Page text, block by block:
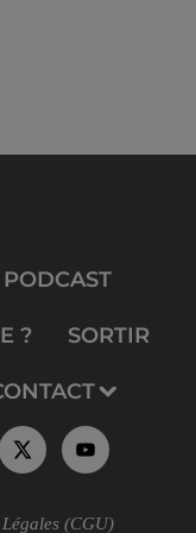
PODCAST
? SORTIR
(CGU)